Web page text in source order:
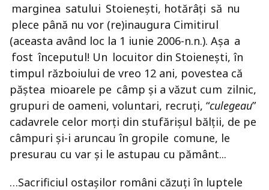
marginea satului Stoienești, hotărâți să nu
plece până nu vor (re)inaugura Cimitirul
(aceasta având loc la 1 iunie 2006-n.n.). Așa a
fost începutul! Un locuitor din Stoienești, în
timpul războiului de vreo 12 ani, povestea că
păștea mioarele pe câmp și a văzut cum zilnic,
grupuri de oameni, voluntari, recruți, “culegeau”
cadavrele celor morți din stufărișul bălții, de pe
câmpuri și-i aruncau în gropile comune, le
presurau cu var și le astupau cu pământ...
…Sacrificiul ostașilor români căzuți în luptele